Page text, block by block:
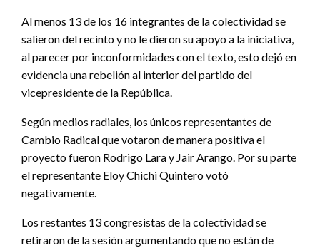
Al menos 13 de los 16 integrantes de la colectividad se
salieron del recinto y no le dieron su apoyo a la iniciativa,
al parecer por inconformidades con el texto, esto dejó en
evidencia una rebelión al interior del partido del
vicepresidente de la República.
Según medios radiales, los únicos representantes de
Cambio Radical que votaron de manera positiva el
proyecto fueron Rodrigo Lara y Jair Arango. Por su parte
el representante Eloy Chichi Quintero votó
negativamente.
Los restantes 13 congresistas de la colectividad se
retiraron de la sesión argumentando que no están de